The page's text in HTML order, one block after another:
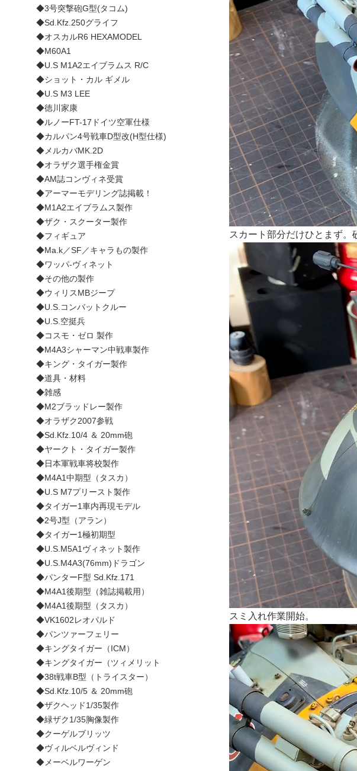
スカート部分だけひとまず。
スミ入れ作業開始。
◆3号突撃砲G型(タコム)
◆Sd.Kfz.250グライフ
◆オスカルR6 HEXAMODEL
◆M60A1
◆U.S M1A2エイブラムス R/C
◆ショット・カル ギメル
◆U.S M3 LEE
◆徳川家康
◆ルノーFT-17ドイツ空軍仕様
◆カルパン4号戦車D型改(H型仕様)
◆メルカバMK.2D
◆オラザク選手権金賞
◆AM誌コンヴィネ受賞
◆アーマーモデリング誌掲載！
◆M1A2エイブラムス製作
◆ザク・スクーター製作
◆フィギュア
◆Ma.k／SF／キャラもの製作
◆ワッパ-ヴィネット
◆その他の製作
◆ウィリスMBジープ
◆U.S.コンバットクルー
◆U.S.空挺兵
◆コスモ・ゼロ 製作
◆M4A3シャーマン中戦車製作
◆キング・タイガー製作
◆道具・材料
◆雑感
◆M2ブラッドレー製作
◆オラザク2007参戦
◆Sd.Kfz.10/4 ＆ 20mm砲
◆ヤークト・タイガー製作
◆日本軍戦車将校製作
◆M4A1中期型（タスカ）
◆U.S M7プリースト製作
◆タイガー1車内再現モデル
◆2号J型（アラン）
◆タイガー1極初期型
◆U.S.M5A1ヴィネット製作
◆U.S.M4A3(76mm)ドラゴン
◆パンターF型 Sd.Kfz.171
◆M4A1後期型（雑誌掲載用）
◆M4A1後期型（タスカ）
◆VK1602レオパルド
◆パンツァーフェリー
◆キングタイガー（ICM）
◆キングタイガー（ツィメリット
◆38t戦車B型（トライスター）
◆Sd.Kfz.10/5 ＆ 20mm砲
◆ザクヘッド1/35製作
◆緑ザク1/35胸像製作
◆クーゲルブリッツ
◆ヴィルベルヴィンド
◆メーベルワーゲン